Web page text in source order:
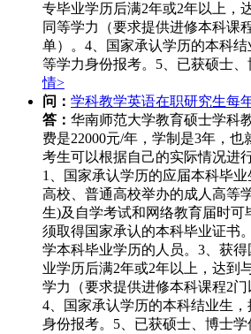
专毕业学历后满2年或2年以上，
同等学力（要求提供进修本科课
单）。4、国家承认学历的本科
等学力身份报考。5、已获硕士、
情>
问： 学科教学英语在职研究生每
答： 华南师范大学教育硕士学科
费是22000元/年，学制是3年，也
考生可以根据自己的实际情况进
1、国家承认学历的应届本科毕
高校、普通高校举办的成人高等
生)及自学考试和网络教育届时可
须取得国家承认的本科毕业证书
学本科毕业学历的人员。3、获
业学历后满2年或2年以上，达到
学力（要求提供进修本科课程2门
4、国家承认学历的本科结业生
身份报考。5、已获硕士、博士